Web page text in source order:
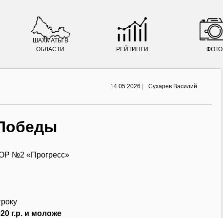
ШАХМАТЫ В
ОБЛАСТИ
РЕЙТИНГИ ФОТО
14.05.2026 Сухарев Василий
№2 «Прогресс»
г.р. и моложе